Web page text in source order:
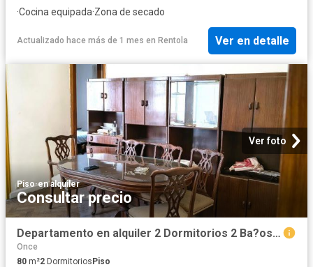
·Cocina equipada·Zona de secado
Actualizado hace más de 1 mes en Rentola Ver en detalle
Ver foto
Piso·en alquiler
Consultar precio
Departamento en alquiler 2 Dormitorios 2 Ba?os Balvanera
Once
80 m²2 Dormitorios Piso